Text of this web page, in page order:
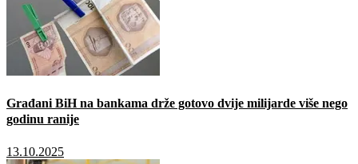
Građani BiH na bankama drže gotovo dvije milijarde više nego
godinu ranije
13.10.2025